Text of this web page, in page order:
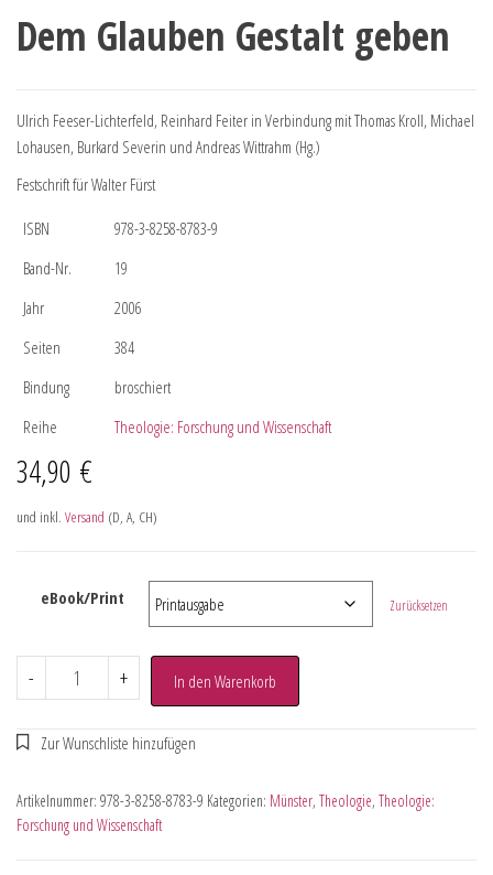
Dem Glauben Gestalt geben
Ulrich Feeser-Lichterfeld, Reinhard Feiter in Verbindung mit Thomas Kroll, Michael
Lohausen, Burkard Severin und Andreas Wittrahm (Hg.)
Festschrift für Walter Fürst
ISBN
978-3-8258-8783-9
Band-Nr.
19
Jahr
2006
Seiten
384
Bindung
broschiert
Reihe
Theologie: Forschung und Wissenschaft
34,90 €
und inkl. Versand (D, A, CH)
eBook/Print Zurücksetzen
- + In den Warenkorb
Artikelnummer: 978-3-8258-8783-9 Kategorien: Münster, Theologie, Theologie:
Forschung und Wissenschaft